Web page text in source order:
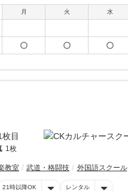
月
火 水
1枚
教室 武道・格闘技 外国語スクール
21時以降OK レンタル